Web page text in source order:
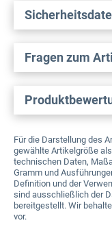
Fragen zum
Für die Darstellung des
gewählte Artikelgröße
technischen Daten,
Gramm und
Definition und der
sind ausschließlich der
bereitgestellt. Wir
vor.